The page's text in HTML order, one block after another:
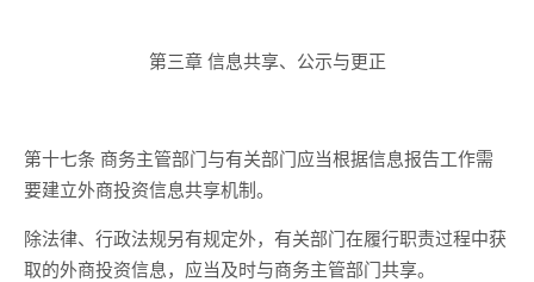
第三章 信息共享、公示与更正
第十七条 商务主管部门与有关部门应当根据信息报告工作需
要建立外商投资信息共享机制。
除法律、行政法规另有规定外，有关部门在履行职责过程中获
取的外商投资信息，应当及时与商务主管部门共享。